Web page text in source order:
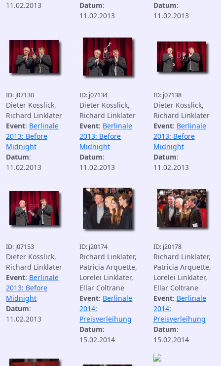
11.02.2013
Datum:
11.02.2013
Datum:
11.02.2013
ID: j07130
Dieter Kosslick,
Richard Linklater
Event: Berlinale
2013: Before
Midnight
Datum:
11.02.2013
ID: j07134
Dieter Kosslick,
Richard Linklater
Event: Berlinale
2013: Before
Midnight
Datum:
11.02.2013
ID: j07138
Dieter Kosslick,
Richard Linklater
Event: Berlinale
2013: Before
Midnight
Datum:
11.02.2013
ID: j07153
Dieter Kosslick,
Richard Linklater
Event: Berlinale
2013: Before
Midnight
Datum:
11.02.2013
ID: j20174
Richard Linklater,
Patricia Arquette,
Lorelei Linklater,
Ellar Coltrane
Event: Berlinale
2014:
Preisverleihung
Datum:
15.02.2014
ID: j20178
Richard Linklater,
Patricia Arquette,
Lorelei Linklater,
Ellar Coltrane
Event: Berlinale
2014:
Preisverleihung
Datum:
15.02.2014